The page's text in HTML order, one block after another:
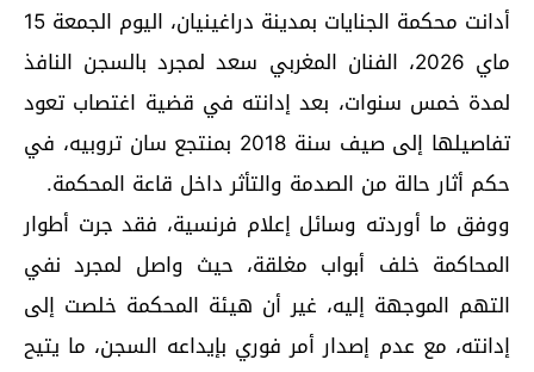
أدانت محكمة الجنايات بمدينة دراغينيان، اليوم الجمعة 15
ماي 2026، الفنان المغربي سعد لمجرد بالسجن النافذ
لمدة خمس سنوات، بعد إدانته في قضية اغتصاب تعود
تفاصيلها إلى صيف سنة 2018 بمنتجع سان تروبيه، في
حكم أثار حالة من الصدمة والتأثر داخل قاعة المحكمة.
ووفق ما أوردته وسائل إعلام فرنسية، فقد جرت أطوار
المحاكمة خلف أبواب مغلقة، حيث واصل لمجرد نفي
التهم الموجهة إليه، غير أن هيئة المحكمة خلصت إلى
إدانته، مع عدم إصدار أمر فوري بإيداعه السجن، ما يتيح